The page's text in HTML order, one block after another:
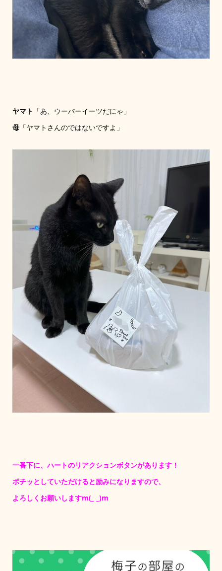
ヤマト 「あ、ウーバーイーツだにゃ」
母「ヤマトさんのではないですよ」
一番下に、ハートのリアクションボタンがあります！
ポチッとしていただけると励みになりますので、
よろしくお願いしますm(_ _)m